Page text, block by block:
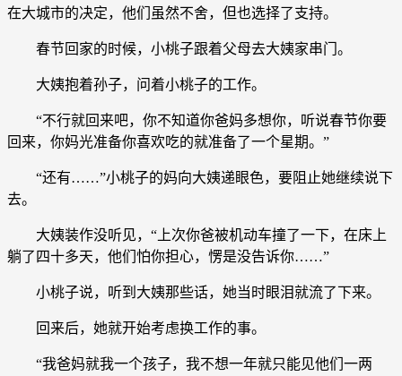
在大城市的决定，他们虽然不舍，但也选择了支持。
春节回家的时候，小桃子跟着父母去大姨家串门。
大姨抱着孙子，问着小桃子的工作。
“不行就回来吧，你不知道你爸妈多想你，听说春节你要
回来，你妈光准备你喜欢吃的就准备了一个星期。”
“还有……”小桃子的妈向大姨递眼色，要阻止她继续说下
去。
大姨装作没听见，“上次你爸被机动车撞了一下，在床上
躺了四十多天，他们怕你担心，愣是没告诉你……”
小桃子说，听到大姨那些话，她当时眼泪就流了下来。
回来后，她就开始考虑换工作的事。
“我爸妈就我一个孩子，我不想一年就只能见他们一两